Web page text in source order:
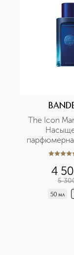
The Icon
4.9из5
4
5
50 мл